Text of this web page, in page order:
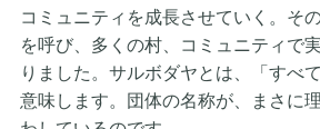
コミュニティを成長させていく。そ
を呼び、多くの村、コミュニティで
りました。サルボダヤとは、「すべ
意味します。団体の名称が、まさに